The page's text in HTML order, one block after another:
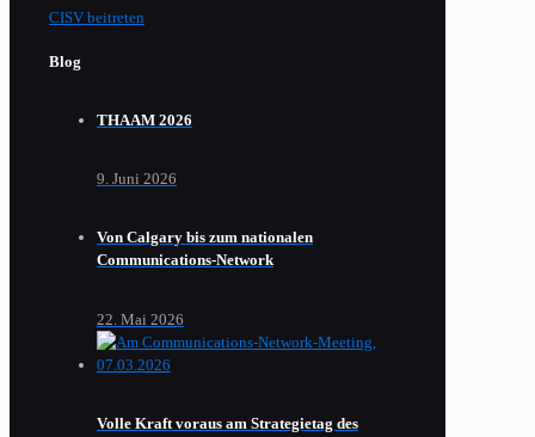
CISV beitreten
Blog
THAAM 2026
9. Juni 2026
Von Calgary bis zum nationalen
Communications-Network
22. Mai 2026
Volle Kraft voraus am Strategietag des